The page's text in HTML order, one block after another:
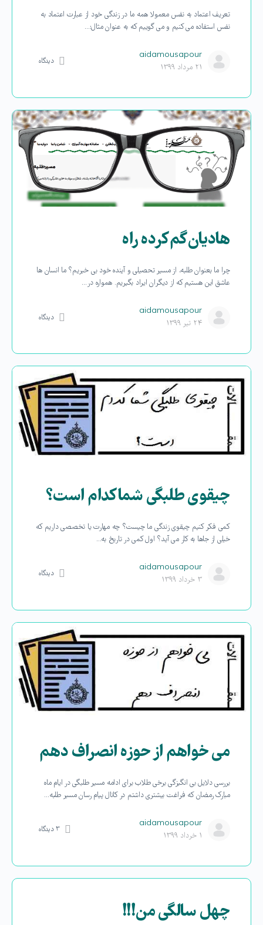
تعریف اعتماد به نفس معمولا همه ما در زندگی خود از عبارت اعتماد به
نفس استفاده می کنیم و می گوییم که به عنوان مثال؛…
aidamousapour
۲۱ مرداد ۱۳۹۹
دیدگاه
هادیان گم کرده راه
چرا ما بعنوان طلبه، از مسیر تحصیلی و آینده خود بی خبریم؟ ما انسان ها
عاشق این هستیم که از دیگران ایراد بگیریم. همواره در…
aidamousapour
۲۴ تیر ۱۳۹۹
دیدگاه
چیقوی طلبگی شما کدام است؟
کمی فکر کنیم چیقوی زندگی ما چیست؟ چه مهارت یا تخصصی داریم که
خیلی از جاها به کار می آید؟ اول کمی در تاریخ به…
aidamousapour
۳ خرداد ۱۳۹۹
دیدگاه
می خواهم از حوزه انصراف دهم
بررسی دلایل بی انگیزگی برخی طلاب برای ادامه مسیر طلبگی در ایام ماه
مبارک رمضان که فراغت بیشتری داشتم در کانال پیام رسان مسیر طلبه…
aidamousapour
۱ خرداد ۱۳۹۹
۳دیدگاه
چهل سالگی من!!!